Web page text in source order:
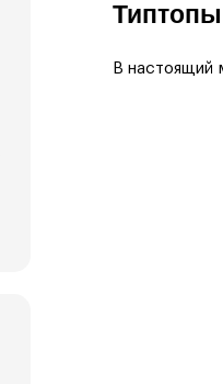
Типтопы
В настоящий